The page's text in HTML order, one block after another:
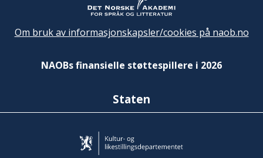
Om bruk av informasjonskapsler/cookies på naob.no
NAOBs finansielle støttespillere i 2026
Staten